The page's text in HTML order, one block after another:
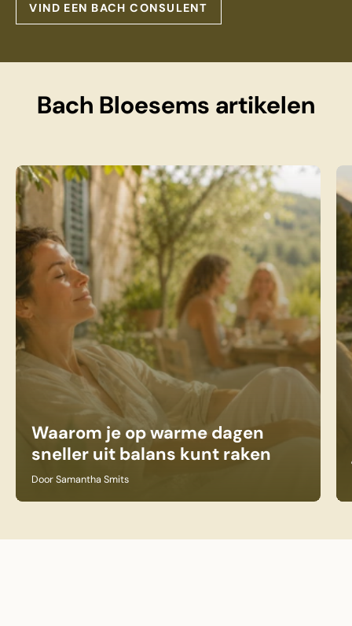
VIND EEN BACH CONSULENT
Bach Bloesems artikelen
Waarom je op warme dagen
sneller uit balans kunt raken
Door Samantha Smits